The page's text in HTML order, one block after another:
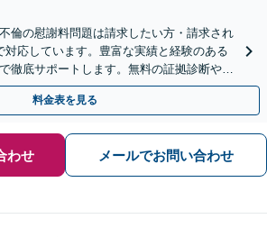
倫の慰謝料問題は請求したい方・請求され
対応しています。豊富な実績と経験のある
徹底サポートします。無料の証拠診断や着
ので安心してご相談ください。
料金表を見る
わせ メールでお問い合わせ